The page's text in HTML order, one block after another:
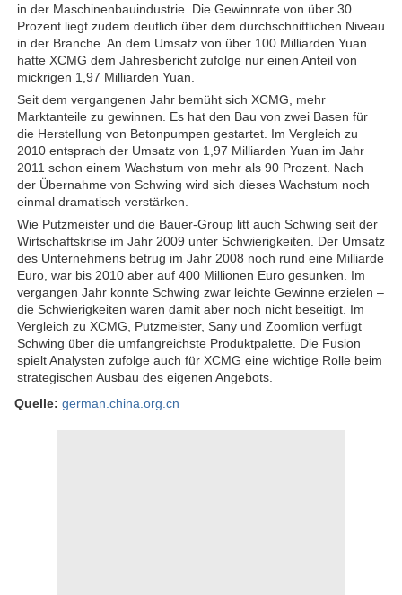
in der Maschinenbauindustrie. Die Gewinnrate von über 30
Prozent liegt zudem deutlich über dem durchschnittlichen Niveau
in der Branche. An dem Umsatz von über 100 Milliarden Yuan
hatte XCMG dem Jahresbericht zufolge nur einen Anteil von
mickrigen 1,97 Milliarden Yuan.
Seit dem vergangenen Jahr bemüht sich XCMG, mehr
Marktanteile zu gewinnen. Es hat den Bau von zwei Basen für
die Herstellung von Betonpumpen gestartet. Im Vergleich zu
2010 entsprach der Umsatz von 1,97 Milliarden Yuan im Jahr
2011 schon einem Wachstum von mehr als 90 Prozent. Nach
der Übernahme von Schwing wird sich dieses Wachstum noch
einmal dramatisch verstärken.
Wie Putzmeister und die Bauer-Group litt auch Schwing seit der
Wirtschaftskrise im Jahr 2009 unter Schwierigkeiten. Der Umsatz
des Unternehmens betrug im Jahr 2008 noch rund eine Milliarde
Euro, war bis 2010 aber auf 400 Millionen Euro gesunken. Im
vergangen Jahr konnte Schwing zwar leichte Gewinne erzielen –
die Schwierigkeiten waren damit aber noch nicht beseitigt. Im
Vergleich zu XCMG, Putzmeister, Sany und Zoomlion verfügt
Schwing über die umfangreichste Produktpalette. Die Fusion
spielt Analysten zufolge auch für XCMG eine wichtige Rolle beim
strategischen Ausbau des eigenen Angebots.
Quelle: german.china.org.cn